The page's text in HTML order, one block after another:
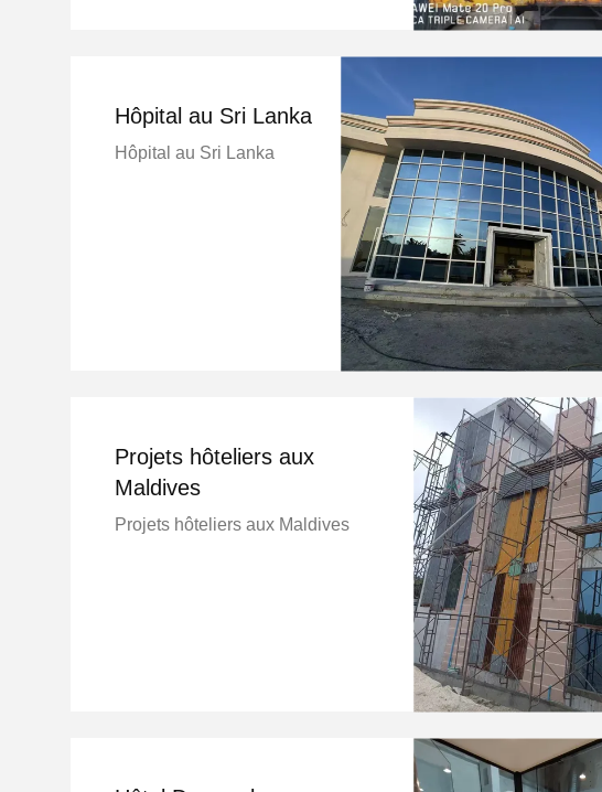
Hôpital au Sri Lanka
Hôpital au Sri Lanka
Projets hôteliers aux
Maldives
Projets hôteliers aux Maldives